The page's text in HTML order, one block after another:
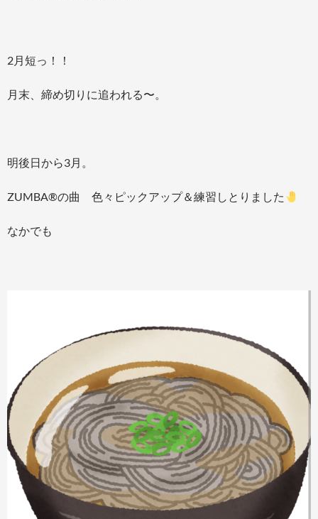
2月短っ！！
月末、締め切りに追われる〜。
明後日から3月。
ZUMBA®の曲 色々ピックアップ＆練習しとりました
なかでも